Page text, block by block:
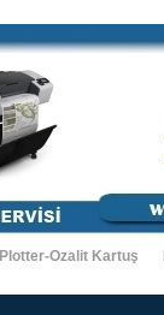
Plotter-Ozalit Kartuş